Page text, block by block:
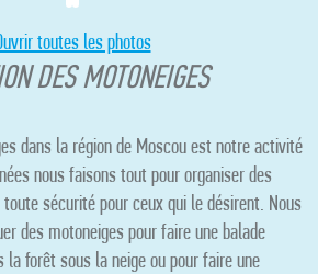
toutes les photos
DES MOTONEIGES
dans la région de Moscou est notre activité
nous faisons tout pour organiser des
toute sécurité pour ceux qui le désirent. Nous
des motoneiges pour faire une balade
forêt sous la neige ou pour faire une